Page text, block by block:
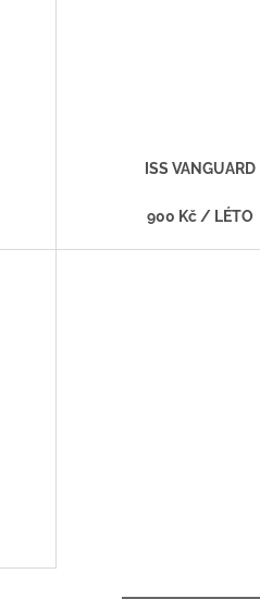
ISS VANGUARD
900 Kč / LÉTO